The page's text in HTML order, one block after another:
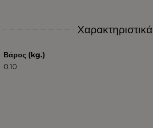
Χαρακτηριστικά
Βάρος (kg.)
0.10